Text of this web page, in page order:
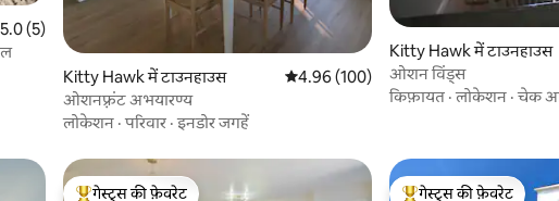
रेटिंग 5 में से 5.0, 5 समीक्षाएँ
5.0 (5)
Kitty Hawk में टाउनहाउस औसत रेटिंग 5 में से 4.96, 100 समीक्षाएँ
4.96 (100)
ओशनफ़्रंट अभयारण्य
लोकेशन ·परिवार ·इनडोर जगहें
Kitty Hawk में टाउनहाउस
ओशन विंड्स
किफ़ायत ·लोकेशन ·चेक
गेस्ट्स की फ़ेवरेट गेस्ट्स की फ़ेवरेट